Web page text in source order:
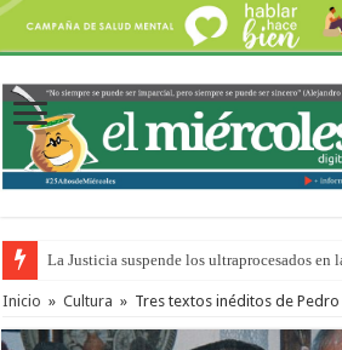
Se presentará la obra “La Runfla de los
Inicio » Cultura » Tres textos inéditos de